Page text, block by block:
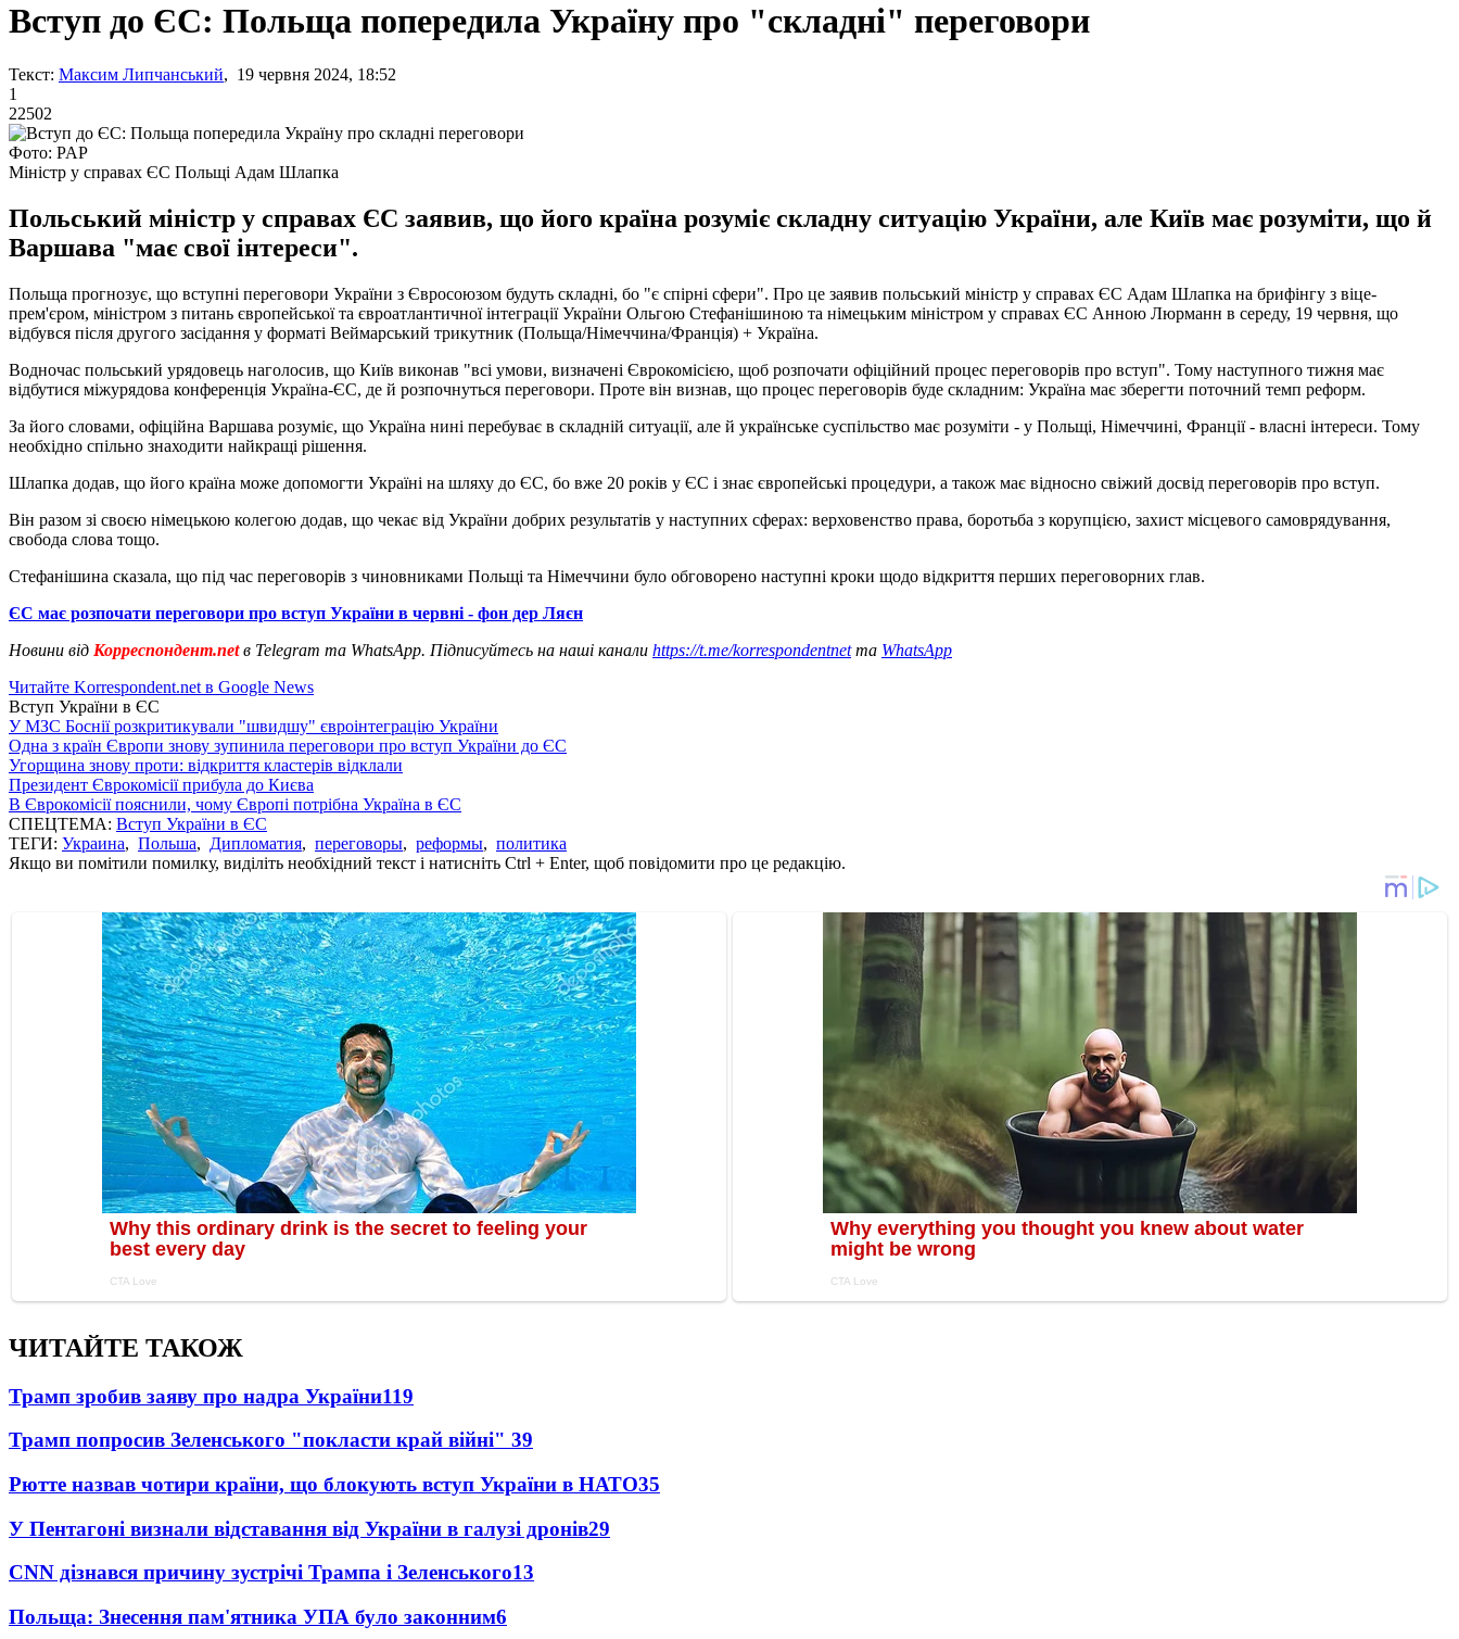
Вступ до ЄС: Польща попередила Україну про "складні" переговори
Текст: Максим Липчанський, 19 червня 2024, 18:52
1
22502
Фото: PAP
Міністр у справах ЄС Польщі Адам Шлапка
Польський міністр у справах ЄС заявив, що його країна розуміє складну ситуацію України, але Київ має розуміти, що й
Варшава "має свої інтереси".
Польща прогнозує, що вступні переговори України з Євросоюзом будуть складні, бо "є спірні сфери". Про це заявив польський міністр у справах ЄС Адам Шлапка на брифінгу з віце-
прем'єром, міністром з питань європейської та євроатлантичної інтеграції України Ольгою Стефанішиною та німецьким міністром у справах ЄС Анною Люрманн в середу, 19 червня, що
відбувся після другого засідання у форматі Веймарський трикутник (Польща/Німеччина/Франція) + Україна.
Водночас польський урядовець наголосив, що Київ виконав "всі умови, визначені Єврокомісією, щоб розпочати офіційний процес переговорів про вступ". Тому наступного тижня має
відбутися міжурядова конференція Україна-ЄС, де й розпочнуться переговори. Проте він визнав, що процес переговорів буде складним: Україна має зберегти поточний темп реформ.
За його словами, офіційна Варшава розуміє, що Україна нині перебуває в складній ситуації, але й українське суспільство має розуміти - у Польщі, Німеччині, Франції - власні інтереси. Тому
необхідно спільно знаходити найкращі рішення.
Шлапка додав, що його країна може допомогти Україні на шляху до ЄС, бо вже 20 років у ЄС і знає європейські процедури, а також має відносно свіжий досвід переговорів про вступ.
Він разом зі своєю німецькою колегою додав, що чекає від України добрих результатів у наступних сферах: верховенство права, боротьба з корупцією, захист місцевого самоврядування,
свобода слова тощо.
Стефанішина сказала, що під час переговорів з чиновниками Польщі та Німеччини було обговорено наступні кроки щодо відкриття перших переговорних глав.
ЄС має розпочати переговори про вступ України в червні - фон дер Ляєн
Новини від Корреспондент.netв Telegram та WhatsApp. Підписуйтесь на наші канали https://t.me/korrespondentnetта WhatsApp
Читайте Korrespondent.net в Google News
Вступ України в ЄС
У МЗС Боснії розкритикували "швидшу" євроінтеграцію України
Одна з країн Європи знову зупинила переговори про вступ України до ЄС
Угорщина знову проти: відкриття кластерів відклали
Президент Єврокомісії прибула до Києва
В Єврокомісії пояснили, чому Європі потрібна Україна в ЄС
СПЕЦТЕМА: Вступ України в ЄС
ТЕГИ: Украина, Польша, Дипломатия, переговоры, реформы, политика
Якщо ви помітили помилку, виділіть необхідний текст і натисніть Ctrl + Enter, щоб повідомити про це редакцію.
ЧИТАЙТЕ ТАКОЖ
Трамп зробив заяву про надра України119
Трамп попросив Зеленського "покласти край війні" 39
Рютте назвав чотири країни, що блокують вступ України в НАТО35
У Пентагоні визнали відставання від України в галузі дронів29
CNN дізнався причину зустрічі Трампа і Зеленського13
Польща: Знесення пам'ятника УПА було законним6